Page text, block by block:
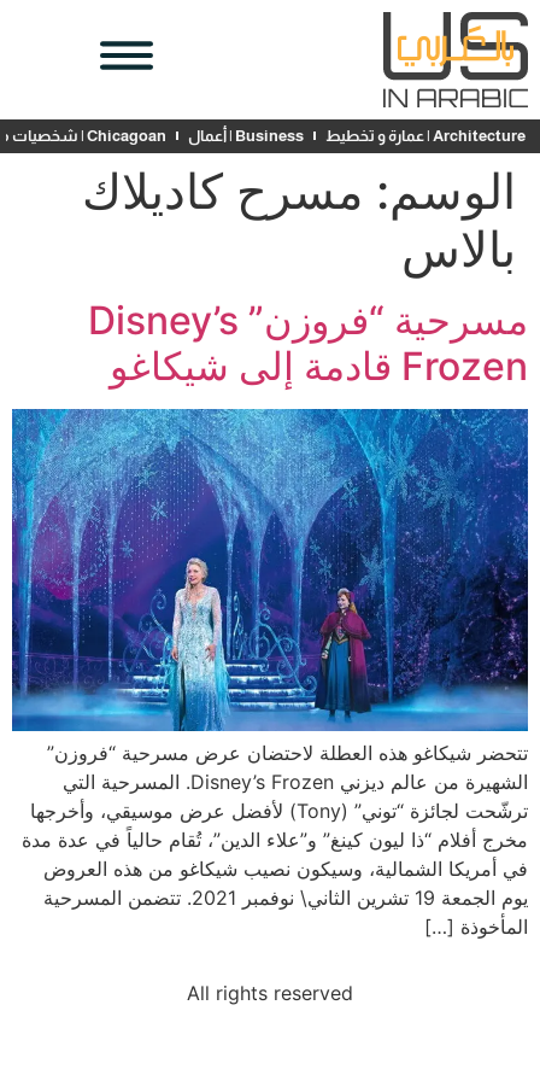
Architecture | عمارة و تخطيط Business | أعمال Chicagoan | شخصيات محلية
الوسم: مسرح كاديلاك
بالاس
مسرحية “فروزن” Disney’s
Frozen قادمة إلى شيكاغو
تتحضر شيكاغو هذه العطلة لاحتضان عرض مسرحية “فروزن”
الشهيرة من عالم ديزني Disney’s Frozen. المسرحية التي
ترشّحت لجائزة “توني” (Tony) لأفضل عرض موسيقي، وأخرجها
مخرج أفلام “ذا ليون كينغ” و”علاء الدين”، تُقام حالياً في عدة مدة
في أمريكا الشمالية، وسيكون نصيب شيكاغو من هذه العروض
يوم الجمعة 19 تشرين الثاني\ نوفمبر 2021. تتضمن المسرحية
المأخوذة […]
All rights reserved